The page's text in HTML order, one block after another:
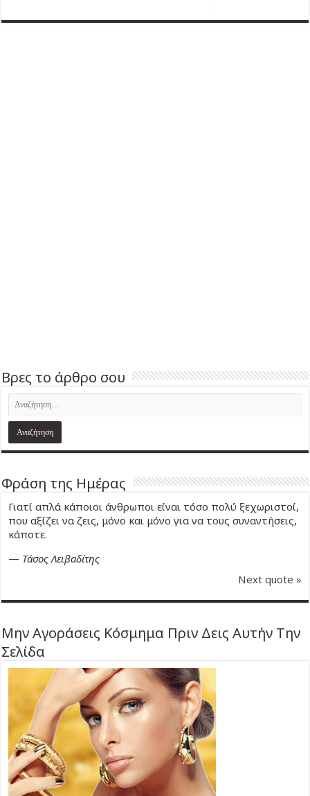
Βρες το άρθρο σου
Φράση της Ημέρας
Γιατί απλά κάποιοι άνθρωποι είναι τόσο πολύ ξεχωριστοί,
που αξίζει να ζεις, μόνο και μόνο για να τους συναντήσεις,
κάποτε.
— Τάσος Λειβαδίτης
Next quote »
Μην Αγοράσεις Κόσμημα Πριν Δεις Αυτήν Την
Σελίδα